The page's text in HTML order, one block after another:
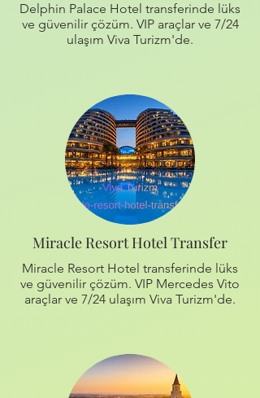
Delphin Palace Hotel transferinde lüks
ve güvenilir çözüm. VIP araçlar ve 7/24
ulaşım Viva Turizm'de.
Miracle Resort Hotel Transfer
Miracle Resort Hotel transferinde lüks
ve güvenilir çözüm. VIP Mercedes Vito
araçlar ve 7/24 ulaşım Viva Turizm'de.